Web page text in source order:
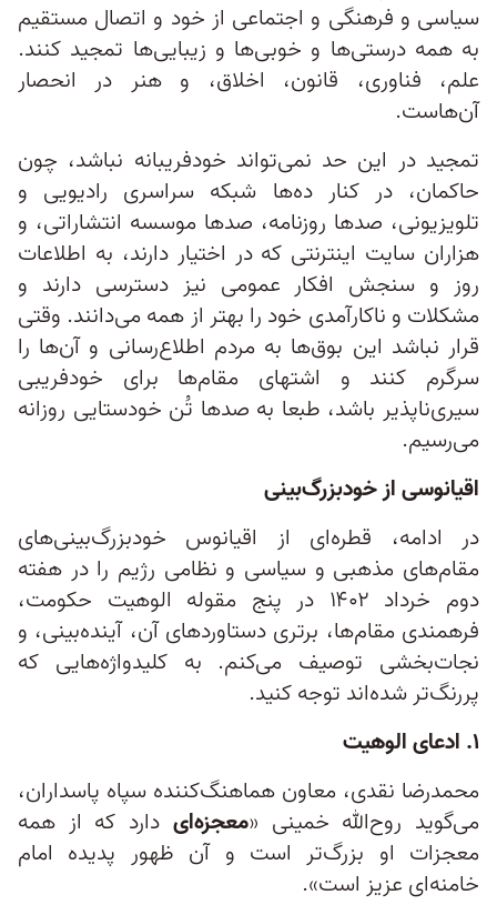
سیاسی و فرهنگی و اجتماعی از خود و اتصال مستقیم
به همه درستی‌ها و خوبی‌ها و زیبایی‌ها تمجید کنند.
علم، فناوری، قانون، اخلاق، و هنر در انحصار
آن‌هاست.
تمجید در این حد نمی‌تواند خودفریبانه نباشد، چون
حاکمان، در کنار ده‌ها شبکه سراسری رادیویی و
تلویزیونی، صدها روزنامه، صدها موسسه انتشاراتی، و
هزاران سایت اینترنتی که در اختیار دارند، به اطلاعات
روز و سنجش افکار عمومی نیز دسترسی دارند و
مشکلات و ناکارآمدی خود را بهتر از همه می‌دانند. وقتی
قرار نباشد این بوق‌ها به مردم اطلاع‌رسانی و آن‌ها را
سرگرم کنند و اشتهای مقام‌ها برای خودفریبی
سیری‌ناپذیر باشد، طبعا به صدها تُن خودستایی روزانه
می‌رسیم.
اقیانوسی از خودبزرگ‌بینی
در ادامه، قطره‌ای از اقیانوس خودبزرگ‌بینی‌های
مقام‌های مذهبی و سیاسی و نظامی رژیم را در هفته
دوم خرداد ۱۴۰۲ در پنج مقوله الوهیت حکومت،
فرهمندی مقام‌ها، برتری دستاوردهای آن، آینده‌بینی، و
نجات‌بخشی توصیف می‌کنم. به کلیدواژه‌هایی که
پررنگ‌تر شده‌اند توجه کنید.
۱. ادعای الوهیت
محمدرضا نقدی، معاون هماهنگ‌کننده سپاه پاسداران،
می‌گوید روح‌الله خمینی «معجزه‌ای دارد که از همه
معجزات او بزرگ‌تر است و آن ظهور پدیده امام
خامنه‌ای عزیز است».